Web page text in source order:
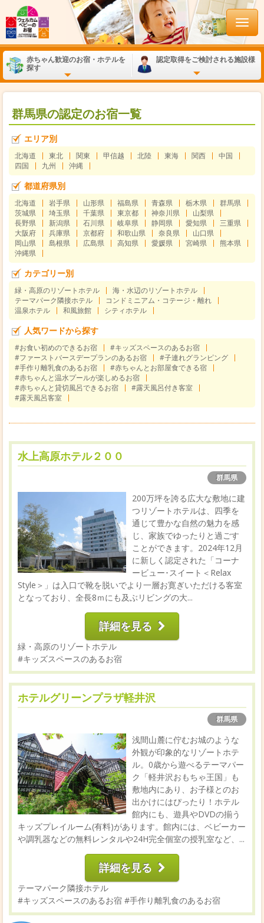
赤ちゃん歓迎のお宿・ホテルを
探す
認定取得をご検討される施設様
群馬県の認定のお宿一覧
エリア別
北海道 東北 関東 甲信越 北陸 東海 関西
中国
四国
九州 沖縄
都道府県別
北海道 岩手県 山形県 福島県 青森県 栃木県
群馬県
茨城県
埼玉県 千葉県 東京都 神奈川県
山梨県
長野県
新潟県 石川県 岐阜県 静岡県 愛知県
三重県
大阪府
兵庫県 京都府 和歌山県 奈良県
山口県
岡山県
島根県 広島県 高知県 愛媛県 宮崎県
熊本県
沖縄県
カテゴリー別
緑・高原のリゾートホテル
海・水辺のリゾートホテル
テーマパーク隣接ホテル
コンドミニアム・コテージ・離れ
温泉ホテル
和風旅館 シティホテル
人気ワードから探す
#お食い初めのできるお宿
#キッズスペースのあるお宿
#ファーストバースデープランのあるお宿
#子連れグランピング
#手作り離乳食のあるお宿
#赤ちゃんとお部屋食できる宿
#赤ちゃんと温水プールが楽しめるお宿
#赤ちゃんと貸切風呂できるお宿
#露天風呂付き客室
#露天風呂客室
水上高原ホテル２００
群馬県
200万坪を誇る広大な敷地に建
つリゾートホテルは、四季を
通じて豊かな自然の魅力を感
じ、家族でゆったりと過ごす
ことができます。2024年12月
に新しく認定された「コーナ
ービュー･スイート＜Relax
Style＞」は入口で靴を脱いでより一層お寛ぎいただける客室
となっており、全長8ｍにも及ぶリビングの大...
詳細を見る
緑・高原のリゾートホテル
#キッズスペースのあるお宿
ホテルグリーンプラザ軽井沢
群馬県
浅間山麓に佇むお城のような
外観が印象的なリゾートホテ
ル。0歳から遊べるテーマパー
ク「軽井沢おもちゃ王国」も
敷地内にあり、お子様とのお
出かけにはぴったり！ホテル
館内にも、遊具やDVDの揃う
キッズプレイルーム(有料)があります。館内には、ベビーカー
や調乳器などの無料レンタルや24H完全個室の授乳室など、...
詳細を見る
テーマパーク隣接ホテル
#キッズスペースのあるお宿 #手作り離乳食のあるお宿